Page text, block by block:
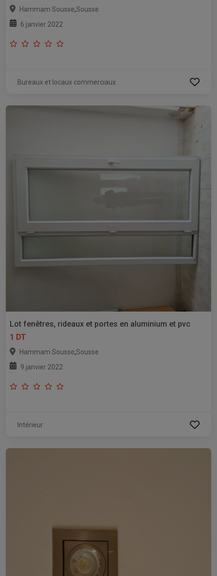
Hammam Sousse,Sousse
6 janvier 2022
Bureaux et locaux commerciaux
Lot fenêtres, rideaux et portes en aluminium et pvc
1 DT
Hammam Sousse,Sousse
9 janvier 2022
Intérieur